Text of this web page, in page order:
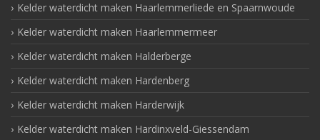
Kelder waterdicht maken Haarlemmerliede en Spaarnwoude
Kelder waterdicht maken Haarlemmermeer
Kelder waterdicht maken Halderberge
Kelder waterdicht maken Hardenberg
Kelder waterdicht maken Harderwijk
Kelder waterdicht maken Hardinxveld-Giessendam